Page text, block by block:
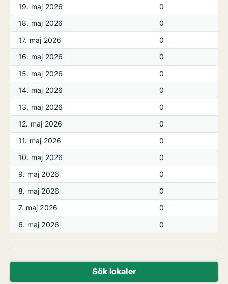
19. maj 2026
0
18. maj 2026
0
17. maj 2026
0
16. maj 2026
0
15. maj 2026
0
14. maj 2026
0
13. maj 2026
0
12. maj 2026
0
11. maj 2026
0
10. maj 2026
0
9. maj 2026
0
8. maj 2026
0
7. maj 2026
0
6. maj 2026
0
Sök lokaler